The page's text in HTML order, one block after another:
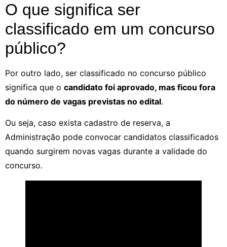
O que significa ser
classificado em um concurso
público?
Por outro lado, ser classificado no concurso público
significa que o candidato foi aprovado, mas ficou fora
do número de vagas previstas no edital.
Ou seja, caso exista cadastro de reserva, a
Administração pode convocar candidatos classificados
quando surgirem novas vagas durante a validade do
concurso.